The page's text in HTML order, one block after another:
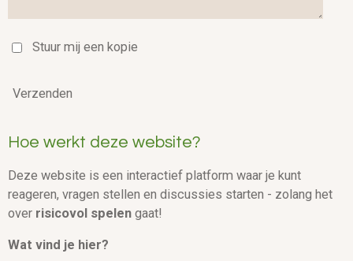
Stuur mij een kopie
Verzenden
Hoe werkt deze website?
Deze website is een interactief platform waar je kunt
reageren, vragen stellen en discussies starten - zolang het
over risicovol spelen gaat!
Wat vind je hier?